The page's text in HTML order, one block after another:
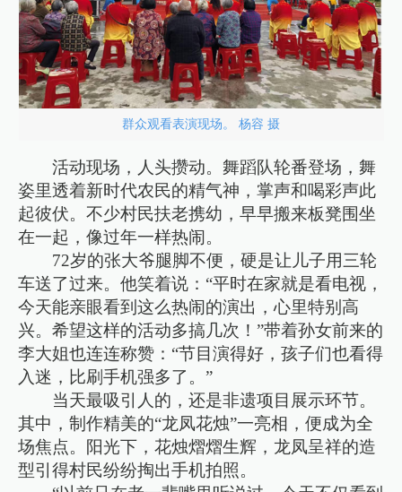
群众观看表演现场。 杨容 摄
活动现场，人头攒动。舞蹈队轮番登场，舞
姿里透着新时代农民的精气神，掌声和喝彩声此
起彼伏。不少村民扶老携幼，早早搬来板凳围坐
在一起，像过年一样热闹。
72岁的张大爷腿脚不便，硬是让儿子用三轮
车送了过来。他笑着说：“平时在家就是看电视，
今天能亲眼看到这么热闹的演出，心里特别高
兴。希望这样的活动多搞几次！”带着孙女前来的
李大姐也连连称赞：“节目演得好，孩子们也看得
入迷，比刷手机强多了。”
当天最吸引人的，还是非遗项目展示环节。
其中，制作精美的“龙凤花烛”一亮相，便成为全
场焦点。阳光下，花烛熠熠生辉，龙凤呈祥的造
型引得村民纷纷掏出手机拍照。